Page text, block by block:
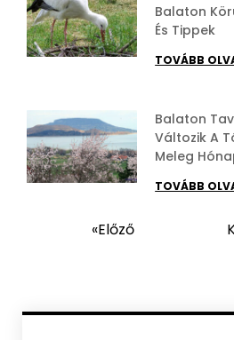
Balaton
És Tippek
TOVÁBB
Balaton
Változik A
Meleg
TOVÁBB
«Előző